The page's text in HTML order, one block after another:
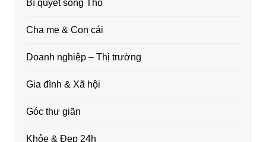
Bí quyết sống Thọ
Cha mẹ & Con cái
Doanh nghiệp – Thị trường
Gia đình & Xã hội
Góc thư giãn
Khỏe & Đẹp 24h